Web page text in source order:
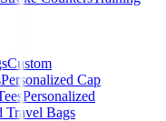
Custom
Personalized Cap
Personalized
Travel Bags